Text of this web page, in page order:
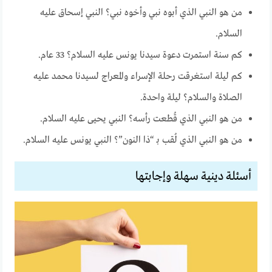
من هو النبي الذي أبوه نبي وأخوه نبي؟ النبي إسحاق عليه
السلام.
كم سنة استمرت دعوة سيدنا يونس عليه السلام؟ 33 عام.
كم ليلة استغرقت رحلة الإسراء والمعراج لسيدنا محمد عليه
الصلاة والسلام؟ ليلة واحدة.
من هو النبي الذي قُطعت رأسه؟ النبي يحيى عليه السلام.
من هو النبي الذي لُقب بـ “ذا النون”؟ النبي يونس عليه السلام.
أسئلة دينية سهلة وإجابتها